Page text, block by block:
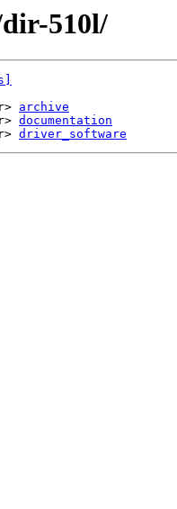
510l/
archive
documentation
driver_software